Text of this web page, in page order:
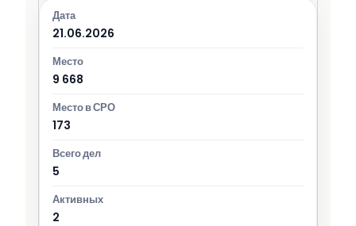
21.06.2026
9 668
173
5
2